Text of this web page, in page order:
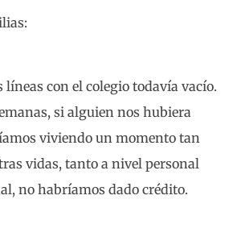
líneas con el colegio todavía vacío.
si alguien nos hubiera
viviendo un momento tan
vidas, tanto a nivel personal
no habríamos dado crédito.